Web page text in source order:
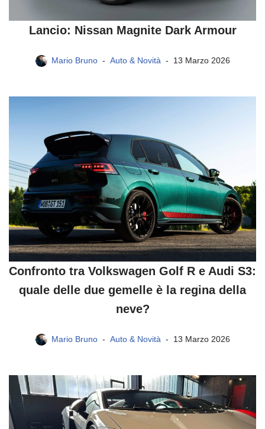
Lancio: Nissan Magnite Dark Armour
Mario Bruno Auto & Novità 13 Marzo 2026
Confronto tra Volkswagen Golf R e Audi S3:
quale delle due gemelle è la regina della
neve?
Mario Bruno Auto & Novità 13 Marzo 2026